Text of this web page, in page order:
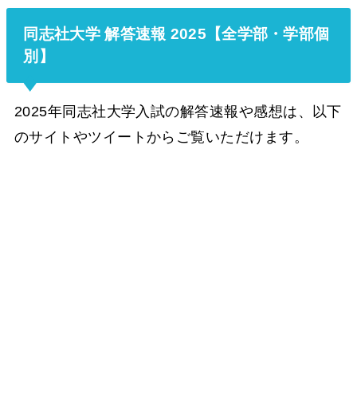
同志社大学 解答速報 2025【全学部・学部個
別】
2025年同志社大学入試の解答速報や感想は、以下
のサイトやツイートからご覧いただけます。